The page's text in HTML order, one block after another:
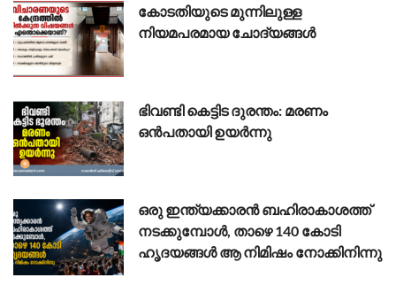
കോടതിയുടെ മുന്നിലുള്ള
നിയമപരമായ ചോദ്യങ്ങൾ
ഭിവണ്ടി കെട്ടിട ദുരന്തം: മരണം
ഒൻപതായി ഉയർന്നു
ഒരു ഇന്ത്യക്കാരൻ ബഹിരാകാശത്ത്
നടക്കുമ്പോൾ, താഴെ 140 കോടി
ഹൃദയങ്ങൾ ആ നിമിഷം നോക്കിനിന്നു